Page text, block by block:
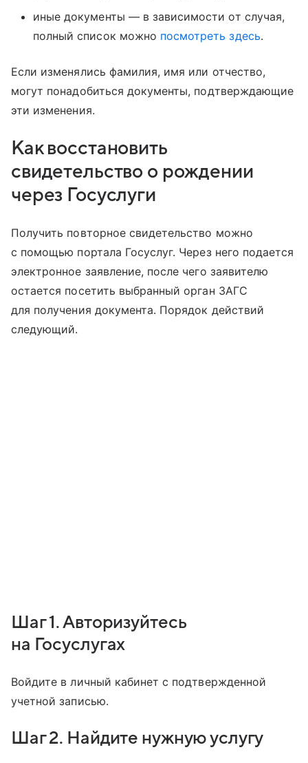
иные документы — в зависимости от случая,
полный список можно посмотреть здесь.
Если изменялись фамилия, имя или отчество,
могут понадобиться документы, подтверждающие
эти изменения.
Как восстановить
свидетельство о рождении
через Госуслуги
Получить повторное свидетельство можно
с помощью портала Госуслуг. Через него подается
электронное заявление, после чего заявителю
остается посетить выбранный орган ЗАГС
для получения документа. Порядок действий
следующий.
Шаг 1. Авторизуйтесь
на Госуслугах
Войдите в личный кабинет с подтвержденной
учетной записью.
Шаг 2. Найдите нужную услугу